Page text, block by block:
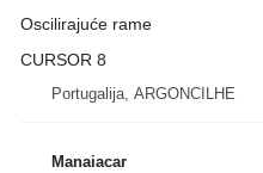
Oscilirajuće rame
CURSOR 8
Portugalija, ARGONCILHE
Manaiacar